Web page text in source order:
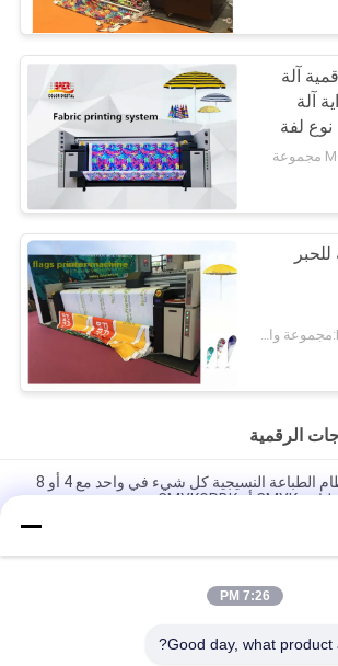
آلة
آلة
نوع لفة
الرقمية
نموذج رقمي جديد نظام الطباعة النسيجية كل شيء في واحد مع 4 أو 8
رقمية بوليستر مطبعة التخفيف المباشر
7:26 PM
Good day, what product